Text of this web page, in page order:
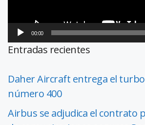
00:00
Entradas recientes
Daher Aircraft entrega el
número 400
Airbus se adjudica el contrato